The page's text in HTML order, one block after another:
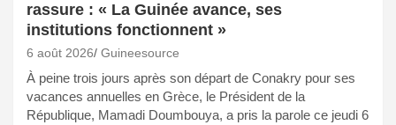
rassure : « La Guinée avance, ses
institutions fonctionnent »
6 août 2026 Guineesource
À peine trois jours après son départ de Conakry pour ses
vacances annuelles en Grèce, le Président de la
République, Mamadi Doumbouya, a pris la parole ce jeudi 6